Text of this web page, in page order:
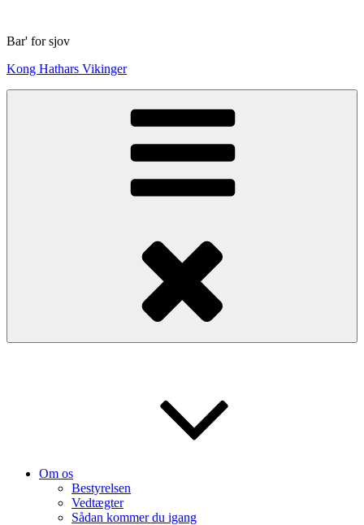
content
Bar' for sjov
Kong Hathars Vikinger
Om os
Bestyrelsen
Vedtægter
Sådan kommer du igang